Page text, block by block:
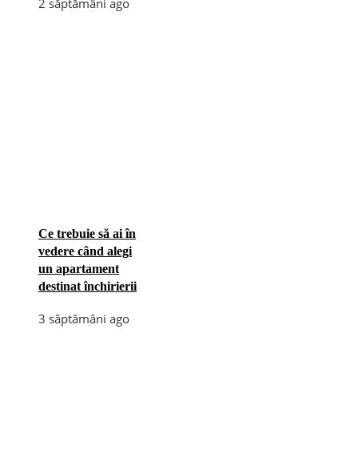
Ce trebuie să ai în
vedere când alegi
un apartament
destinat închirierii
3 săptămâni ago